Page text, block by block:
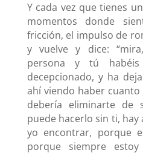
Y cada vez que tienes
momentos donde
fricción, el impulso de
y vuelve y dice:
persona y tú
decepcionado, y ha
ahí viendo haber
debería eliminarte
puede hacerlo sin ti,
yo encontrar, porque
porque siempre